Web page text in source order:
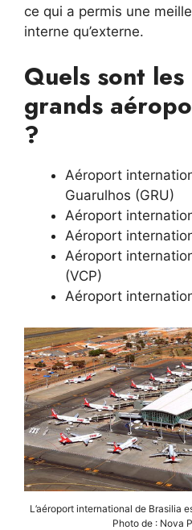
ce qui a permis une
interne qu’externe.
Quels sont
grands
?
Aéroport
Guarulhos (GRU)
Aéroport
Aéroport
Aéroport
(VCP)
Aéroport
L’aéroport international de Brasilia
Photo de : Nova